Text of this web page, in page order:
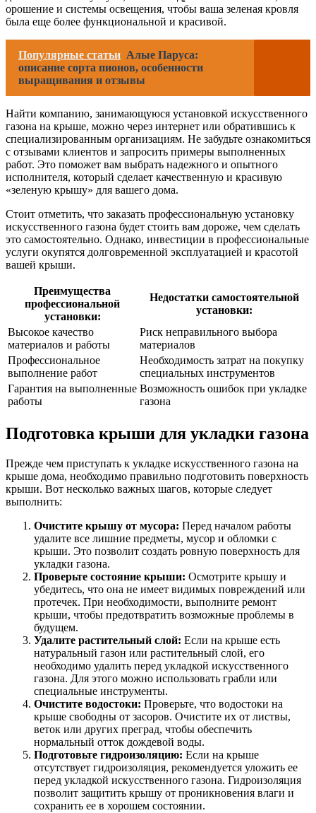
орошение и системы освещения, чтобы ваша зеленая кровля
была еще более функциональной и красивой.
Популярные статьи Алые Паруса:
описание сорта пионов, особенности
выращивания и отзывы
Найти компанию, занимающуюся установкой искусственного
газона на крыше, можно через интернет или обратившись к
специализированным организациям. Не забудьте ознакомиться
с отзывами клиентов и запросить примеры выполненных
работ. Это поможет вам выбрать надежного и опытного
исполнителя, который сделает качественную и красивую
«зеленую крышу» для вашего дома.
Стоит отметить, что заказать профессиональную установку
искусственного газона будет стоить вам дороже, чем сделать
это самостоятельно. Однако, инвестиции в профессиональные
услуги окупятся долговременной эксплуатацией и красотой
вашей крыши.
Преимущества
профессиональной
установки:
Недостатки самостоятельной
установки:
Высокое качество
материалов и работы
Риск неправильного выбора
материалов
Профессиональное
выполнение работ
Необходимость затрат на покупку
специальных инструментов
Гарантия на выполненные
работы
Возможность ошибок при укладке
газона
Подготовка крыши для укладки газона
Прежде чем приступать к укладке искусственного газона на
крыше дома, необходимо правильно подготовить поверхность
крыши. Вот несколько важных шагов, которые следует
выполнить:
Очистите крышу от мусора: Перед началом работы
удалите все лишние предметы, мусор и обломки с
крыши. Это позволит создать ровную поверхность для
укладки газона.
Проверьте состояние крыши: Осмотрите крышу и
убедитесь, что она не имеет видимых повреждений или
протечек. При необходимости, выполните ремонт
крыши, чтобы предотвратить возможные проблемы в
будущем.
Удалите растительный слой: Если на крыше есть
натуральный газон или растительный слой, его
необходимо удалить перед укладкой искусственного
газона. Для этого можно использовать грабли или
специальные инструменты.
Очистите водостоки: Проверьте, что водостоки на
крыше свободны от засоров. Очистите их от листвы,
веток или других преград, чтобы обеспечить
нормальный отток дождевой воды.
Подготовьте гидроизоляцию: Если на крыше
отсутствует гидроизоляция, рекомендуется уложить ее
перед укладкой искусственного газона. Гидроизоляция
позволит защитить крышу от проникновения влаги и
сохранить ее в хорошем состоянии.